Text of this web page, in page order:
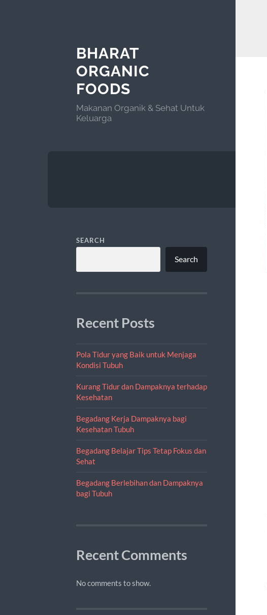
BHARAT
ORGANIC
FOODS
Makanan Organik & Sehat Untuk
Keluarga
SEARCH
Search
Recent Posts
Pola Tidur yang Baik untuk Menjaga
Kondisi Tubuh
Kurang Tidur dan Dampaknya terhadap
Kesehatan
Begadang Kerja Dampaknya bagi
Kesehatan Tubuh
Begadang Belajar Tips Tetap Fokus dan
Sehat
Begadang Berlebihan dan Dampaknya
bagi Tubuh
Recent Comments
No comments to show.